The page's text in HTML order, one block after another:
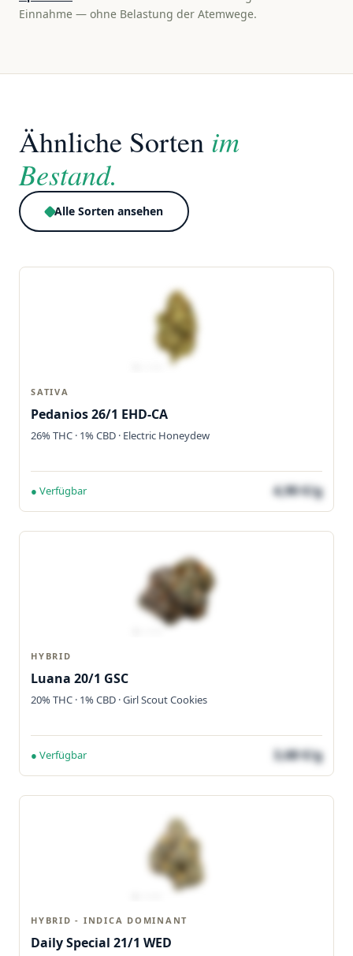
Einnahme — ohne Belastung der Atemwege.
Ähnliche Sorten im
Bestand.
Alle Sorten ansehen
SATIVA
Pedanios 26/1 EHD-CA
26% THC · 1% CBD · Electric Honeydew
● Verfügbar 4,90 €/g
HYBRID
Luana 20/1 GSC
20% THC · 1% CBD · Girl Scout Cookies
● Verfügbar 3,68 €/g
HYBRID - INDICA DOMINANT
Daily Special 21/1 WED